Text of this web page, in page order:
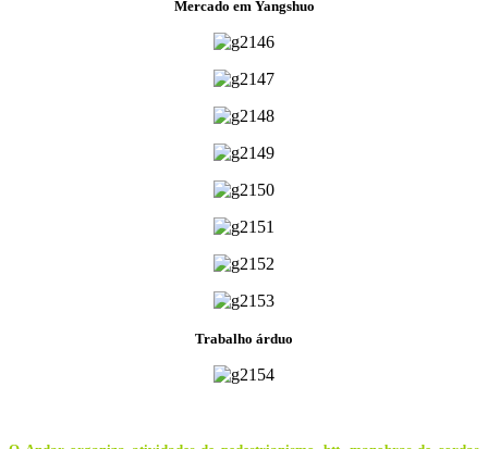
Mercado em Yangshuo
Trabalho árduo